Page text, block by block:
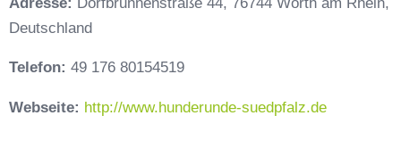
Deutschland
Telefon: 49 176 80154519
Webseite: http://www.hunderunde-suedpfalz.de